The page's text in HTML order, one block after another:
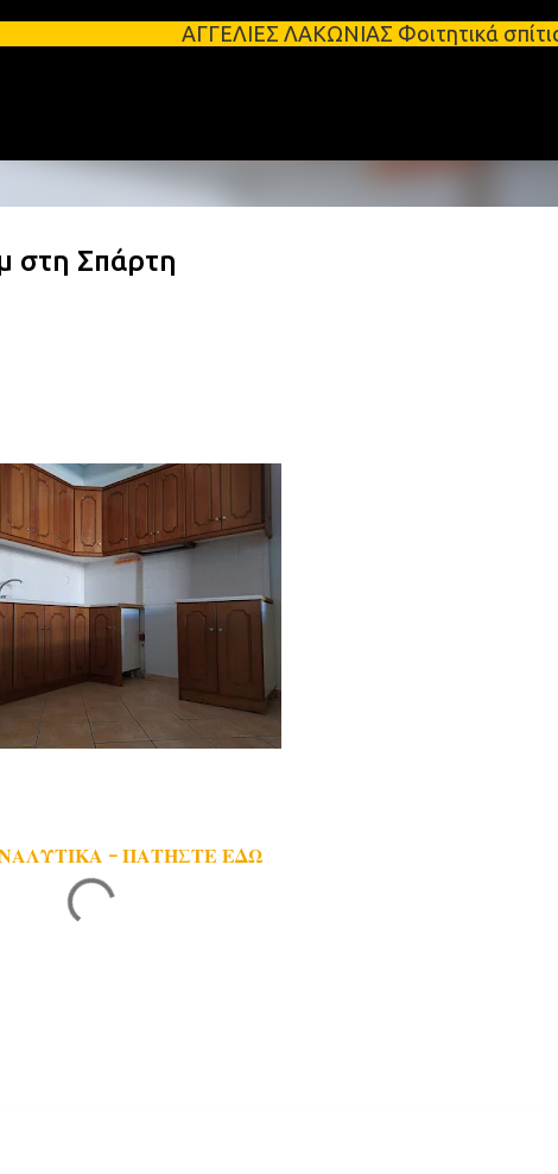
Μετάβαση στο κύριο περιεχόμενο
ΑΓΓΕΛΙΕΣ ΛΑΚΩΝΙΑΣ Φοιτητικά σπίτια προς
στη Σπάρτη
- ΠΑΤΗΣΤΕ ΕΔΩ